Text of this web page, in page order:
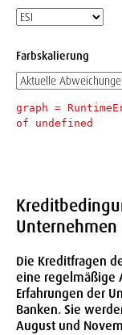
Farbskalierung
graph =
of undefined
Unternehmen
Die Kreditfragen
eine regelmäßige
Erfahrungen der
Banken. Sie
August und